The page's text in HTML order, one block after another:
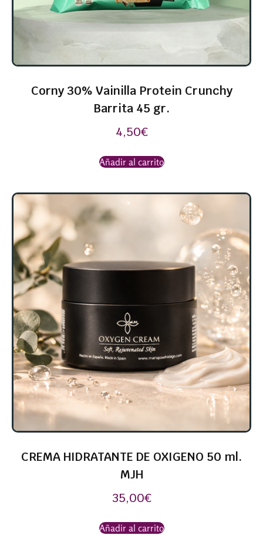
Corny 30% Vainilla Protein Crunchy
Barrita 45 gr.
4,50€
Añadir al carrito
CREMA HIDRATANTE DE OXIGENO 50 ml.
MJH
35,00€
Añadir al carrito